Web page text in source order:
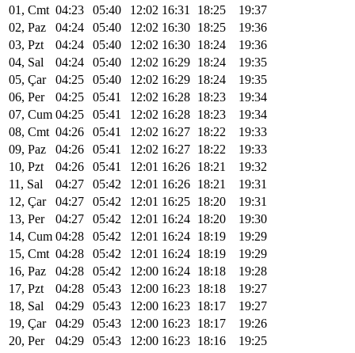
01, Cmt 04:23 05:40 12:02 16:31 18:25
19:37
02, Paz
04:24 05:40 12:02 16:30 18:25
19:36
03, Pzt
04:24 05:40 12:02 16:30 18:24
19:36
04, Sal
04:24 05:40 12:02 16:29 18:24
19:35
05, Çar
04:25 05:40 12:02 16:29 18:24
19:35
06, Per
04:25 05:41 12:02 16:28 18:23
19:34
07, Cum 04:25 05:41 12:02 16:28 18:23
19:34
08, Cmt 04:26 05:41 12:02 16:27 18:22
19:33
09, Paz
04:26 05:41 12:02 16:27 18:22
19:33
10, Pzt
04:26 05:41 12:01 16:26 18:21
19:32
11, Sal
04:27 05:42 12:01 16:26 18:21
19:31
12, Çar
04:27 05:42 12:01 16:25 18:20
19:31
13, Per
04:27 05:42 12:01 16:24 18:20
19:30
14, Cum 04:28 05:42 12:01 16:24 18:19
19:29
15, Cmt 04:28 05:42 12:01 16:24 18:19
19:29
16, Paz
04:28 05:42 12:00 16:24 18:18
19:28
17, Pzt
04:28 05:43 12:00 16:23 18:18
19:27
18, Sal
04:29 05:43 12:00 16:23 18:17
19:27
19, Çar
04:29 05:43 12:00 16:23 18:17
19:26
20, Per
04:29 05:43 12:00 16:23 18:16
19:25